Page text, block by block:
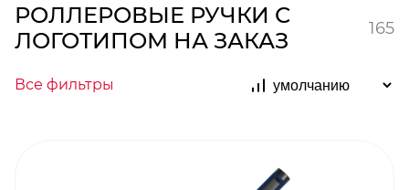
РОЛЛЕРОВЫЕ РУЧКИ С
ЛОГОТИПОМ НА ЗАКАЗ
165
Все фильтры